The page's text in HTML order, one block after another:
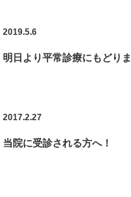
2019.5.6
明日より平常診療にもどりま
2017.2.27
当院に受診される方へ！